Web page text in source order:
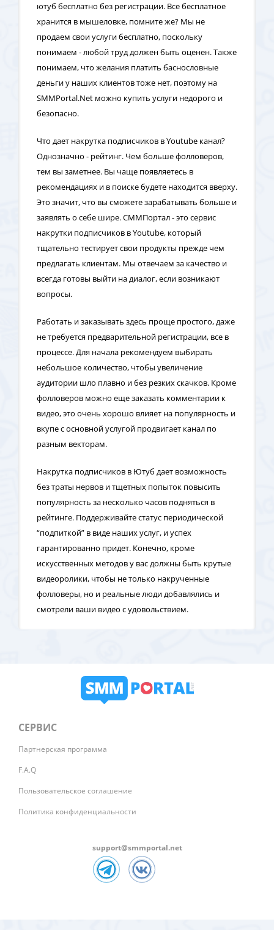
ютуб бесплатно без регистрации. Все бесплатное
хранится в мышеловке, помните же? Мы не
продаем свои услуги бесплатно, поскольку
понимаем - любой труд должен быть оценен. Также
понимаем, что желания платить баснословные
деньги у наших клиентов тоже нет, поэтому на
SMMPortal.Net можно купить услуги недорого и
безопасно.
Что дает накрутка подписчиков в Youtube канал?
Однозначно - рейтинг. Чем больше фолловеров,
тем вы заметнее. Вы чаще появляетесь в
рекомендациях и в поиске будете находится вверху.
Это значит, что вы сможете зарабатывать больше и
заявлять о себе шире. СММПортал - это сервис
накрутки подписчиков в Youtube, который
тщательно тестирует свои продукты прежде чем
предлагать клиентам. Мы отвечаем за качество и
всегда готовы выйти на диалог, если возникают
вопросы.
Работать и заказывать здесь проще простого, даже
не требуется предварительной регистрации, все в
процессе. Для начала рекомендуем выбирать
небольшое количество, чтобы увеличение
аудитории шло плавно и без резких скачков. Кроме
фолловеров можно еще заказать комментарии к
видео, это очень хорошо влияет на популярность и
вкупе с основной услугой продвигает канал по
разным векторам.
Накрутка подписчиков в Ютуб дает возможность
без траты нервов и тщетных попыток повысить
популярность за несколько часов подняться в
рейтинге. Поддерживайте статус периодической
“подпиткой” в виде наших услуг, и успех
гарантированно придет. Конечно, кроме
искусственных методов у вас должны быть крутые
видеоролики, чтобы не только накрученные
фолловеры, но и реальные люди добавлялись и
смотрели ваши видео с удовольствием.
СЕРВИС
Партнерская программа
F.A.Q
Пользовательское соглашение
Политика конфиденциальности
support@smmportal.net